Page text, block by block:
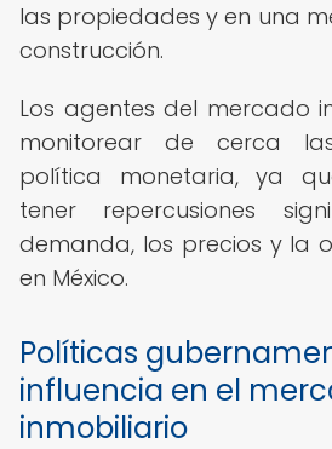
las propiedades y en una
construcción.
Los agentes del mercado
monitorear de cerca
política monetaria, ya
tener repercusiones
demanda, los precios y la
en México.
Políticas
influencia en el
inmobiliario